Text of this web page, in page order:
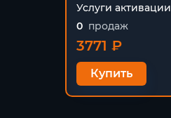
Услуги активации
0 продаж
3771 ₽
Купить